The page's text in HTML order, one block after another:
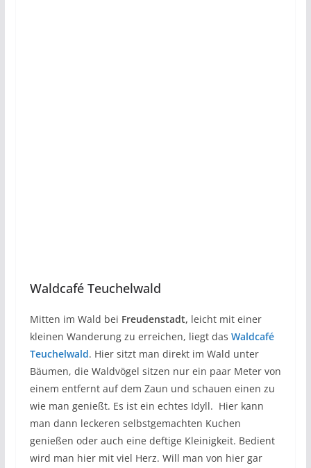
Waldcafé Teuchelwald
Mitten im Wald bei Freudenstadt, leicht mit einer
kleinen Wanderung zu erreichen, liegt das Waldcafé
Teuchelwald. Hier sitzt man direkt im Wald unter
Bäumen, die Waldvögel sitzen nur ein paar Meter von
einem entfernt auf dem Zaun und schauen einen zu
wie man genießt. Es ist ein echtes Idyll. Hier kann
man dann leckeren selbstgemachten Kuchen
genießen oder auch eine deftige Kleinigkeit. Bedient
wird man hier mit viel Herz. Will man von hier gar